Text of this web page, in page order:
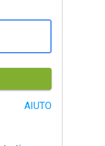
AIUTO